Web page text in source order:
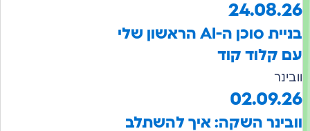
בניית סוכן ה-AI הראשון שלי
קלוד קוד
השקה: איך להשתלב